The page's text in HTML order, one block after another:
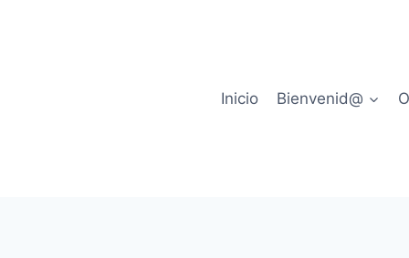
Inicio Bienvenid@